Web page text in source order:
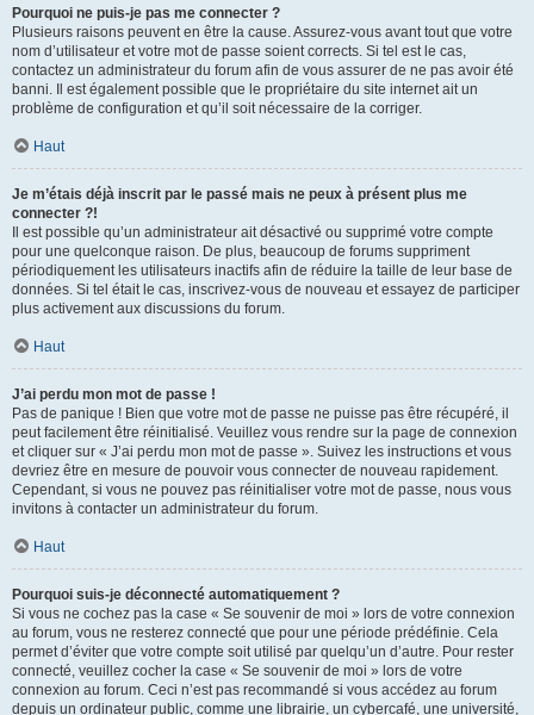
Pourquoi ne puis-je pas me connecter ?
Plusieurs raisons peuvent en être la cause. Assurez-vous avant tout que votre
nom d’utilisateur et votre mot de passe soient corrects. Si tel est le cas,
contactez un administrateur du forum afin de vous assurer de ne pas avoir été
banni. Il est également possible que le propriétaire du site internet ait un
problème de configuration et qu’il soit nécessaire de la corriger.
Haut
Je m’étais déjà inscrit par le passé mais ne peux à présent plus me
connecter ?!
Il est possible qu’un administrateur ait désactivé ou supprimé votre compte
pour une quelconque raison. De plus, beaucoup de forums suppriment
périodiquement les utilisateurs inactifs afin de réduire la taille de leur base de
données. Si tel était le cas, inscrivez-vous de nouveau et essayez de participer
plus activement aux discussions du forum.
Haut
J’ai perdu mon mot de passe !
Pas de panique ! Bien que votre mot de passe ne puisse pas être récupéré, il
peut facilement être réinitialisé. Veuillez vous rendre sur la page de connexion
et cliquer sur « J’ai perdu mon mot de passe ». Suivez les instructions et vous
devriez être en mesure de pouvoir vous connecter de nouveau rapidement.
Cependant, si vous ne pouvez pas réinitialiser votre mot de passe, nous vous
invitons à contacter un administrateur du forum.
Haut
Pourquoi suis-je déconnecté automatiquement ?
Si vous ne cochez pas la case « Se souvenir de moi » lors de votre connexion
au forum, vous ne resterez connecté que pour une période prédéfinie. Cela
permet d’éviter que votre compte soit utilisé par quelqu’un d’autre. Pour rester
connecté, veuillez cocher la case « Se souvenir de moi » lors de votre
connexion au forum. Ceci n’est pas recommandé si vous accédez au forum
depuis un ordinateur public, comme une librairie, un cybercafé, une université,